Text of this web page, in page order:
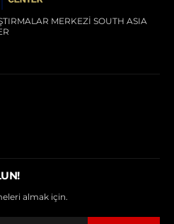
MERKEZİ SOUTH ASIA
almak için.